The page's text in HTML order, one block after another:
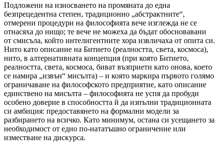
Подложени на износването на промяната до една
безпрецедентна степен, традиционно „абстрактните“,
отмерени процедури на философията вече изглежда не се
отнасяха до нищо; те вече не можеха да бъдат обосновавани
от смисъла, който интелигентните хора извличаха от опита си.
Нито като описание на Битието (реалността, света, космоса),
нито, в алтернативната концепция (при която Битието,
реалността, света, космоса, биват възприети като онова, което
се намира „извън“ мисълта) – и която маркира първото голямо
ограничаване на философското предприятие, като описание
единствено на мисълта – философията не успя да пробуди
особено доверие в способността й да изпълни традиционната
си амбиция: предоставянето на формални модели за
разбирането на всичко. Като минимум, остана си усещането за
необходимост от едно по-нататъшно ограничение или
изместване на дискурса.